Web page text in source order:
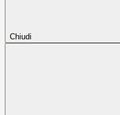
Chiudi